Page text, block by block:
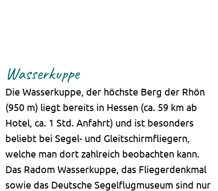
Wasserkuppe
Die Wasserkuppe, der höchste Berg der Rhön
(950 m) liegt bereits in Hessen (ca. 59 km ab
Hotel, ca. 1 Std. Anfahrt) und ist besonders
beliebt bei Segel- und Gleitschirmfliegern,
welche man dort zahlreich beobachten kann.
Das Radom Wasserkuppe, das Fliegerdenkmal
sowie das Deutsche Segelflugmuseum sind nur